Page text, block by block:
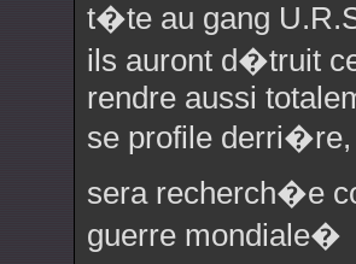
t�te au gang
ils auront d�truit
rendre aussi
se profile derri�re,
sera recherch�e
guerre mondiale�